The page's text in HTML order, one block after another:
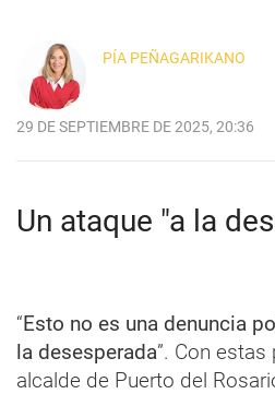
PÍA PEÑAGARIKANO
29 DE SEPTIEMBRE DE 2025, 20:36
Un ataque "a la
“Esto no es una denuncia
la desesperada”. Con
alcalde de Puerto del